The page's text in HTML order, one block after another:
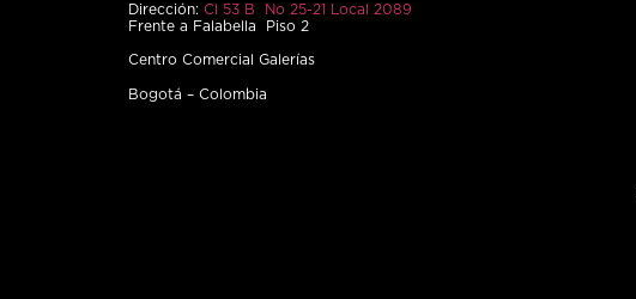
Dirección: Cl 53 B No 25-21 Local 2089
Frente a Falabella Piso 2
Centro Comercial Galerías
Bogotá – Colombia